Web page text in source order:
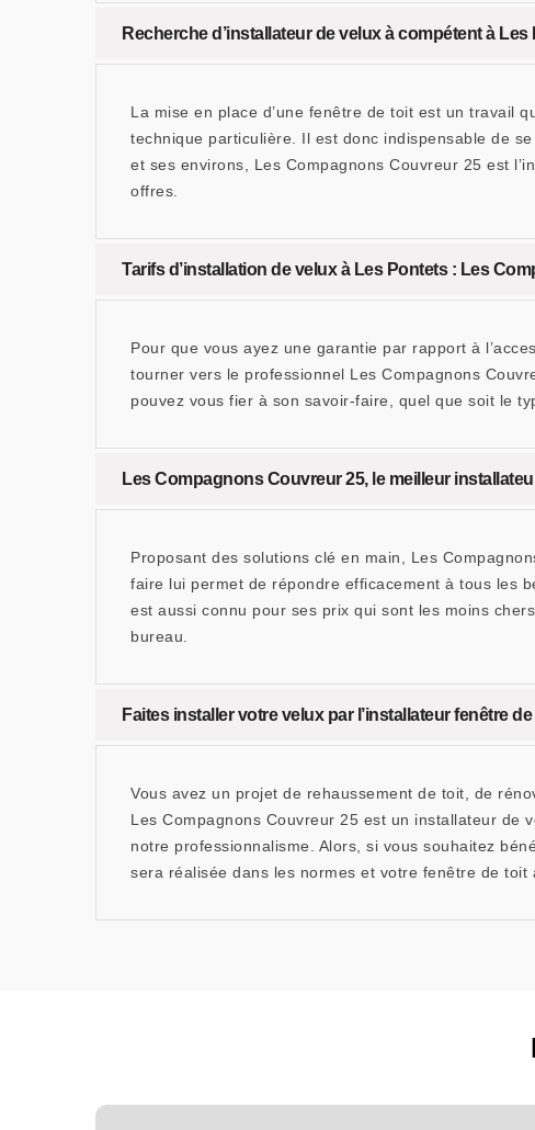
Recherche d’installateur de velux à compétent à
La mise en place d’une fenêtre de toit est un travail
technique particulière. Il est donc indispensable de
et ses environs, Les Compagnons Couvreur 25 est
offres.
Tarifs d’installation de velux à Les Pontets : Les
Pour que vous ayez une garantie par rapport à
tourner vers le professionnel Les Compagnons
pouvez vous fier à son savoir-faire, quel que soit le
Les Compagnons Couvreur 25, le meilleur
Proposant des solutions clé en main, Les
faire lui permet de répondre efficacement à tous les
est aussi connu pour ses prix qui sont les moins
bureau.
Faites installer votre velux par l’installateur fenêtre
Vous avez un projet de rehaussement de toit, de
Les Compagnons Couvreur 25 est un installateur de
notre professionnalisme. Alors, si vous souhaitez
sera réalisée dans les normes et votre fenêtre de toit